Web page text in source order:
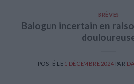
BRÈVES
Balogun incertain en
POSTÉ LE 5 DÉCEMBRE 2024 PAR